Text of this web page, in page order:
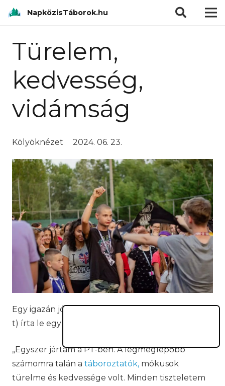
NapközisTáborok.hu
Türelem,
kedvesség,
vidámság
Kölyöknézet 2024. 06. 23.
Egy igazán jó nyári tábor. APEOPLE TEAM-et (PT-
t) írta le egy 14 éves táborozó, Mandi.
„Egyszer jártam a PT-ben. A legmeglepőbb
számomra talán a táboroztatók, mókusok
türelme és kedvessége volt. Minden tiszteletem